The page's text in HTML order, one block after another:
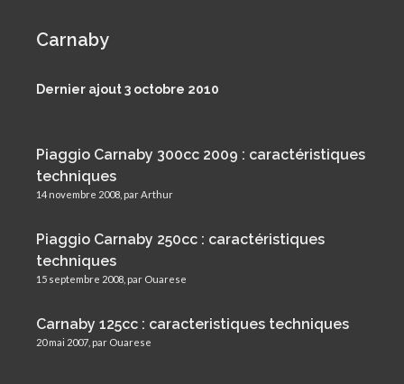
Carnaby
Dernier ajout 3 octobre 2010
Piaggio Carnaby 300cc 2009 : caractéristiques
techniques
14 novembre 2008, par Arthur
Piaggio Carnaby 250cc : caractéristiques
techniques
15 septembre 2008, par Ouarese
Carnaby 125cc : caracteristiques techniques
20 mai 2007, par Ouarese